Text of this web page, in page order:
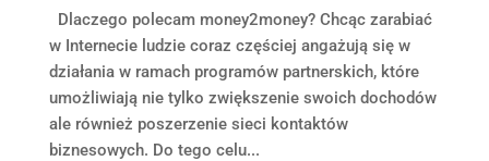
Dlaczego polecam money2money? Chcąc zarabiać
w Internecie ludzie coraz częściej angażują się w
działania w ramach programów partnerskich, które
umożliwiają nie tylko zwiększenie swoich dochodów
ale również poszerzenie sieci kontaktów
biznesowych. Do tego celu...